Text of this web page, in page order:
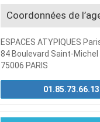
Coordonnées de
ESPACES ATYPIQUES
84 Boulevard Saint-Michel
75006 PARIS